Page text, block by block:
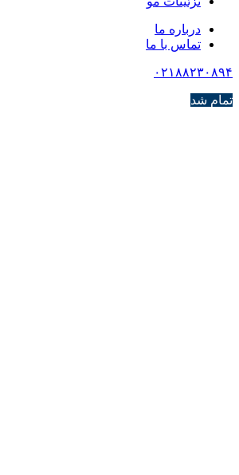
درباره ما
تماس با ما
۰۲۱۸۸۲۳۰۸۹۴
تمام شد